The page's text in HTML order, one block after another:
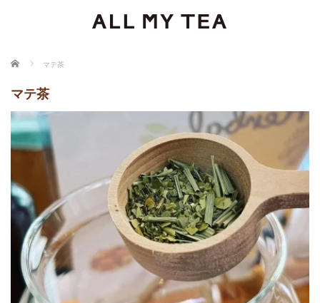
ホーム マテ茶
マテ茶